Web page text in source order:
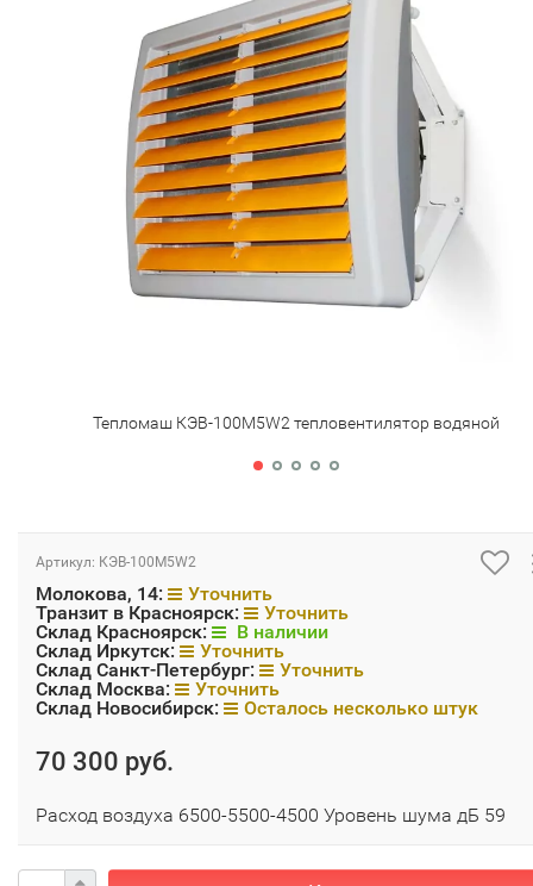
Тепломаш КЭВ-100M5W2 тепловентилятор водяной
Артикул: КЭВ-100M5W2
Молокова, 14:
Уточнить
Транзит в Красноярск:
Уточнить
Склад Красноярск:
В наличии
Склад Иркутск:
Уточнить
Склад Санкт-Петербург:
Уточнить
Склад Москва:
Уточнить
Склад Новосибирск:
Осталось несколько штук
70 300 руб.
Расход воздуха 6500-5500-4500 Уровень шума дБ 59